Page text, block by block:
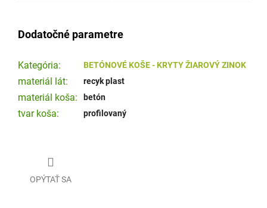
Dodatočné parametre
Kategória: BETÓNOVÉ KOŠE - KRYTY ŽIAROVÝ ZINOK
materiál lát: recyk plast
materiál koša: betón
tvar koša: profilovaný
OPÝTAŤ SA